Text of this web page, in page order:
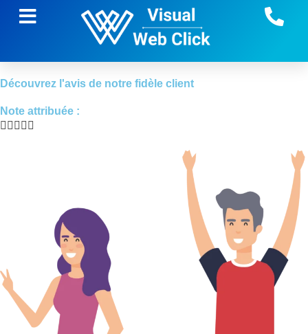
Découvrez l'avis de notre fidèle client
Note attribuée :
